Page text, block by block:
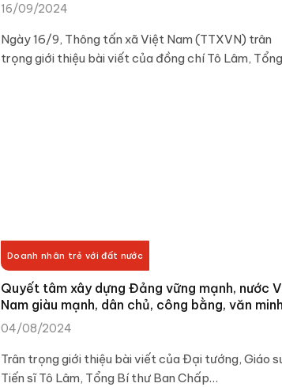
16/09/2024
Ngày 16/9, Thông tấn xã Việt Nam (TTXVN) trân
trọng giới thiệu bài viết của đồng chí Tô Lâm,
Doanh nhân trẻ với đất nước
Quyết tâm xây dựng Đảng vững mạnh, nước
Nam giàu mạnh, dân chủ, công bằng, văn minh
04/08/2024
Trân trọng giới thiệu bài viết của Đại tướng, Giáo
Tiến sĩ Tô Lâm, Tổng Bí thư Ban Chấp…